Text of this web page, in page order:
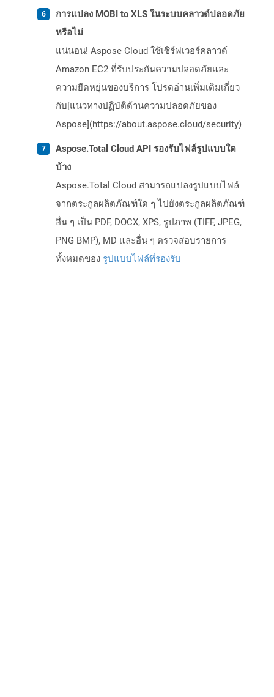
การแปลง MOBI to XLS ในระบบคลาวด์ปลอดภัย
หรือไม่
แน่นอน! Aspose Cloud ใช้เซิร์ฟเวอร์คลาวด์
Amazon EC2 ที่รับประกันความปลอดภัยและ
ความยืดหยุ่นของบริการ โปรดอ่านเพิ่มเติมเกี่ยว
กับ[แนวทางปฏิบัติด้านความปลอดภัยของ
Aspose](https://about.aspose.cloud/security)
Aspose.Total Cloud API รองรับไฟล์รูปแบบใด
บ้าง
Aspose.Total Cloud สามารถแปลงรูปแบบไฟล์
จากตระกูลผลิตภัณฑ์ใด ๆ ไปยังตระกูลผลิตภัณฑ์
อื่น ๆ เป็น PDF, DOCX, XPS, รูปภาพ (TIFF, JPEG,
PNG BMP), MD และอื่น ๆ ตรวจสอบรายการ
ทั้งหมดของ รูปแบบไฟล์ที่รองรับ